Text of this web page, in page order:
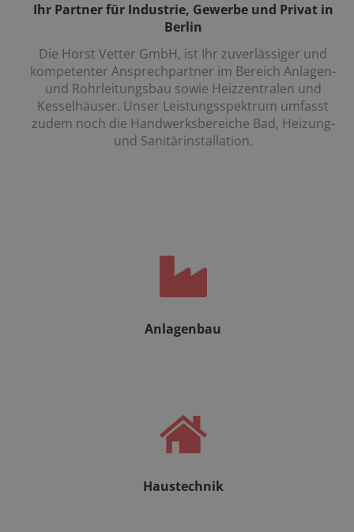
Ihr Partner für Industrie, Gewerbe und Privat in
Berlin
Die Horst Vetter GmbH, ist Ihr zuverlässiger und
kompetenter Ansprechpartner im Bereich Anlagen-
und Rohrleitungsbau sowie Heizzentralen und
Kesselhäuser. Unser Leistungsspektrum umfasst
zudem noch die Handwerksbereiche Bad, Heizung-
und Sanitärinstallation.
Anlagenbau
Haustechnik